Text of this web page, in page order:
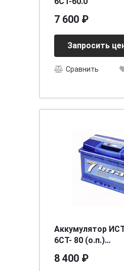
7 600 ₽
Запросить
Сравнить
Аккумулятор
6СТ- 80 (о.п.)
8 400 ₽